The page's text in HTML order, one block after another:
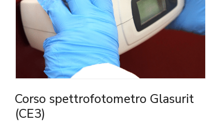
Corso spettrofotometro Glasurit
(CE3)